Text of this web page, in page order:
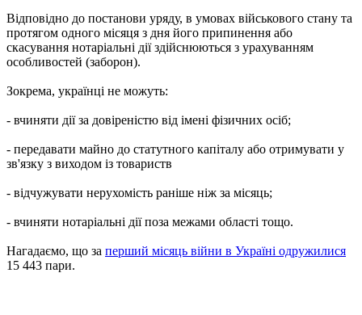
Відповідно до постанови уряду, в умовах військового стану та
протягом одного місяця з дня його припинення або
скасування нотаріальні дії здійснюються з урахуванням
особливостей (заборон).
Зокрема, українці не можуть:
- вчиняти дії за довіреністю від імені фізичних осіб;
- передавати майно до статутного капіталу або отримувати у
зв'язку з виходом із товариств
- відчужувати нерухомість раніше ніж за місяць;
- вчиняти нотаріальні дії поза межами області тощо.
Нагадаємо, що за перший місяць війни в Україні одружилися
15 443 пари.